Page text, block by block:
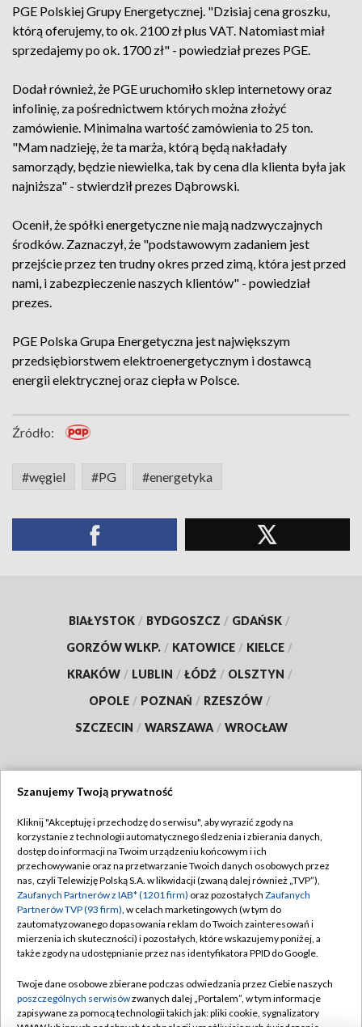
PGE Polskiej Grupy Energetycznej. "Dzisiaj cena groszku,
którą oferujemy, to ok. 2100 zł plus VAT. Natomiast miał
sprzedajemy po ok. 1700 zł" - powiedział prezes PGE.
Dodał również, że PGE uruchomiło sklep internetowy oraz
infolinię, za pośrednictwem których można złożyć
zamówienie. Minimalna wartość zamówienia to 25 ton.
"Mam nadzieję, że ta marża, którą będą nakładały
samorządy, będzie niewielka, tak by cena dla klienta była jak
najniższa" - stwierdził prezes Dąbrowski.
Ocenił, że spółki energetyczne nie mają nadzwyczajnych
środków. Zaznaczył, że "podstawowym zadaniem jest
przejście przez ten trudny okres przed zimą, która jest przed
nami, i zabezpieczenie naszych klientów" - powiedział
prezes.
PGE Polska Grupa Energetyczna jest największym
przedsiębiorstwem elektroenergetycznym i dostawcą
energii elektrycznej oraz ciepła w Polsce.
Źródło:
#węgiel #PG #energetyka
BIAŁYSTOK / BYDGOSZCZ / GDAŃSK /
GORZÓW WLKP. / KATOWICE / KIELCE /
KRAKÓW / LUBLIN / ŁÓDŹ / OLSZTYN /
OPOLE / POZNAŃ / RZESZÓW /
SZCZECIN / WARSZAWA / WROCŁAW
TVP
Abonament TVP
Emisja w TVP
Centrum informacji TVP
Naziemna Telewizja Cyfrowa
Rada Programowa
System NOS
Regulamin TVP
Polityka prywatności
Moje zgody
Pomoc
Kontakt
Szanujemy Twoją prywatność
Kliknij "Akceptuję i przechodzę do serwisu", aby wyrazić zgody na
korzystanie z technologii automatycznego śledzenia i zbierania danych,
dostęp do informacji na Twoim urządzeniu końcowym i ich
przechowywanie oraz na przetwarzanie Twoich danych osobowych przez
nas, czyli Telewizję Polską S.A. w likwidacji (zwaną dalej również „TVP”),
Zaufanych Partnerów z IAB* (1201 firm) oraz pozostałych Zaufanych
Partnerów TVP (93 firm), w celach marketingowych (w tym do
zautomatyzowanego dopasowania reklam do Twoich zainteresowań i
mierzenia ich skuteczności) i pozostałych, które wskazujemy poniżej, a
także zgody na udostępnianie przez nas identyfikatora PPID do Google.
Twoje dane osobowe zbierane podczas odwiedzania przez Ciebie naszych
poszczególnych serwisówzwanych dalej „Portalem”, w tym informacje
zapisywane za pomocą technologii takich jak: pliki cookie, sygnalizatory